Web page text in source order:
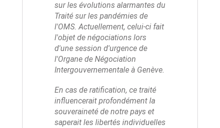
sur les évolutions alarmantes du
Traité sur les pandémies de
l'OMS. Actuellement, celui-ci fait
l'objet de négociations lors
d'une session d'urgence de
l'Organe de Négociation
Intergouvernementale à Genève.
En cas de ratification, ce traité
influencerait profondément la
souveraineté de notre pays et
saperait les libertés individuelles